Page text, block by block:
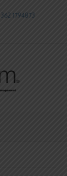
1794873